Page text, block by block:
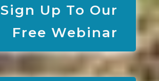
Sign Up To Our
Free Webinar